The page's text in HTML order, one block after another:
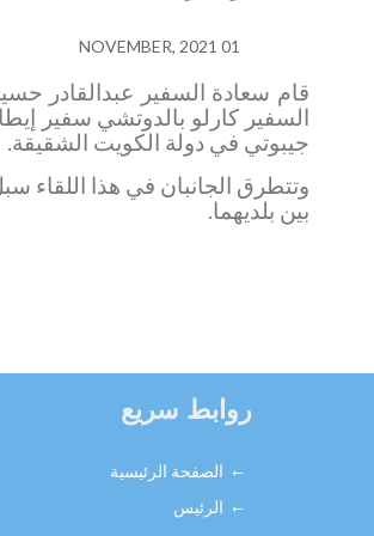
01 NOVEMBER, 2021
السفير كارلو بالدوتشي سفير
جيبوتي في دولة الكويت الشقيقة.
وتتطرق الجانبان في هذا اللقاء
بين بلديهما.
روابط سريع
الصفحة الرئيسية
الرئيس